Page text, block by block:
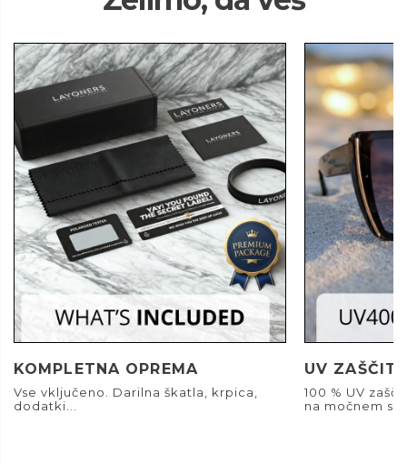
KOMPLETNA OPREMA
Vse vključeno. Darilna škatla, krpica,
dodatki...
UV
100 % UV
na močnem